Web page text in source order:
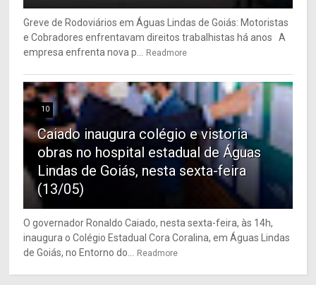
Greve de Rodoviários em Águas Lindas de Goiás: Motoristas
e Cobradores enfrentavam direitos trabalhistas há anos A
empresa enfrenta nova p... Readmore
10
Caiado inaugura colégio e vistoria
obras no hospital estadual de Águas
Lindas de Goiás, nesta sexta-feira
(13/05)
O governador Ronaldo Caiado, nesta sexta-feira, às 14h,
inaugura o Colégio Estadual Cora Coralina, em Águas Lindas
de Goiás, no Entorno do... Readmore